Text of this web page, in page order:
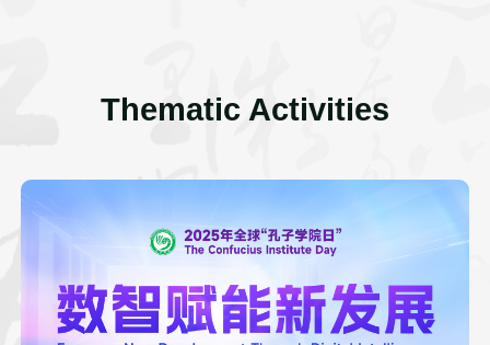
Thematic Activities